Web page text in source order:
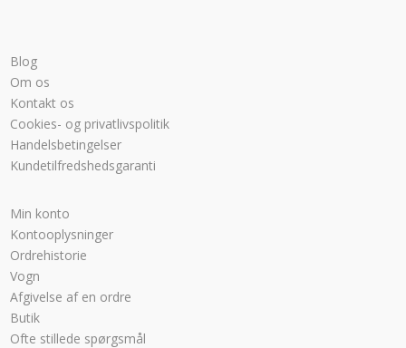
Blog
Om os
Kontakt os
Cookies- og privatlivspolitik
Handelsbetingelser
Kundetilfredshedsgaranti
Min konto
Kontooplysninger
Ordrehistorie
Vogn
Afgivelse af en ordre
Butik
Ofte stillede spørgsmål